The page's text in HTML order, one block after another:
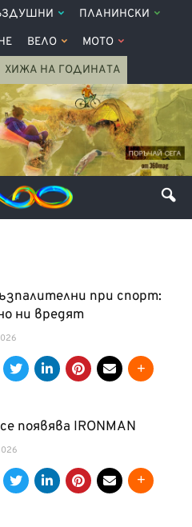
ПЛАНИНСКИ
ВЕЛО МОТО
ХИЖА НА ГОДИНАТА
при спорт:
ни вредят
появява IRONMAN